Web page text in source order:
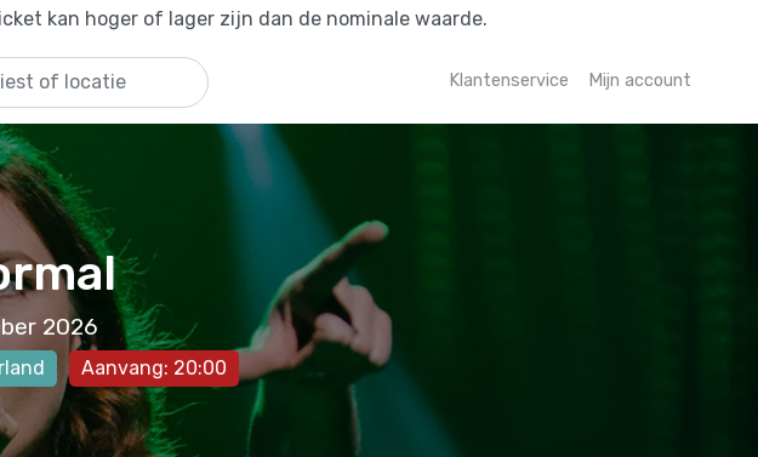
kan hoger of lager zijn dan de nominale waarde.
Klantenservice Mijn account
2026
Aanvang: 20:00